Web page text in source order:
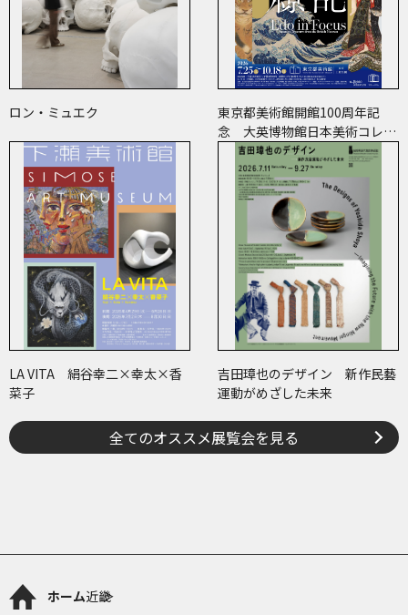
ロン・ミュエク
東京都美術館開館100周年記
念 大英博物館日本美術コレク
ション 百花繚乱～海を越えた
江戸絵画
LA VITA 絹谷幸二×幸太×香
菜子
吉田璋也のデザイン 新作民藝
運動がめざした未来
全てのオススメ展覧会を見る
ホーム近畿